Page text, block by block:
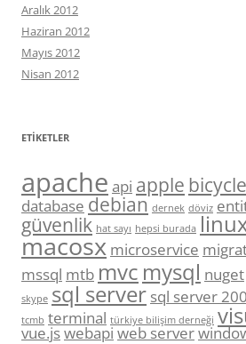
Aralık 2012
Haziran 2012
Mayıs 2012
Nisan 2012
ETIKETLER
apache api apple bicycle
database debian dernek döviz
güvenlik hat sayı hepsi burada
macosx microservice
mssql mtb mvc mysql nuget
skype sql server sql server
tcmb terminal türkiye bilişim derneği
vue.jswebapiweb server